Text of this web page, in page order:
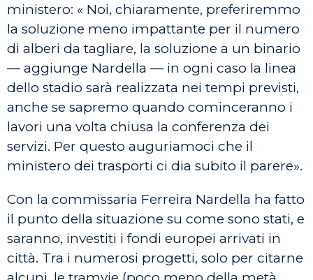
ministero: « Noi, chiaramente, preferiremmo
la soluzione meno impattante per il numero
di alberi da tagliare, la soluzione a un binario
— aggiunge Nardella — in ogni caso la linea
dello stadio sarà realizzata nei tempi previsti,
anche se sapremo quando cominceranno i
lavori una volta chiusa la conferenza dei
servizi. Per questo auguriamoci che il
ministero dei trasporti ci dia subito il parere».
Con la commissaria Ferreira Nardella ha fatto
il punto della situazione su come sono stati, e
saranno, investiti i fondi europei arrivati in
città. Tra i numerosi progetti, solo per citarne